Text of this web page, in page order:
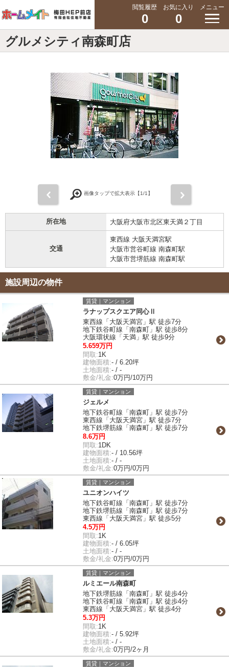
閲覧履歴
0
お気に入り
0
メニュー
グルメシティ南森町店
画像タップで拡大表示【1/1】
所在地 大阪府大阪市北区東天満２丁目
交通
東西線 大阪天満宮駅
大阪市営谷町線 南森町駅
大阪市営堺筋線 南森町駅
施設周辺の物件
賃貸｜マンション
ラナップスクエア同心Ⅱ
東西線「大阪天満宮」駅 徒歩7分
地下鉄谷町線「南森町」駅 徒歩8分
大阪環状線「天満」駅 徒歩9分
5.659万円
間取:1K
建物面積:- / 6.20坪
土地面積:- / -
敷金/礼金:0万円/10万円
賃貸｜マンション
ジェルメ
地下鉄谷町線「南森町」駅 徒歩7分
東西線「大阪天満宮」駅 徒歩7分
地下鉄堺筋線「南森町」駅 徒歩7分
8.6万円
間取:1DK
建物面積:- / 10.56坪
土地面積:- / -
敷金/礼金:0万円/0万円
賃貸｜マンション
ユニオンハイツ
地下鉄谷町線「南森町」駅 徒歩7分
地下鉄堺筋線「南森町」駅 徒歩7分
東西線「大阪天満宮」駅 徒歩5分
4.5万円
間取:1K
建物面積:- / 6.05坪
土地面積:- / -
敷金/礼金:0万円/0万円
賃貸｜マンション
ルミエール南森町
地下鉄堺筋線「南森町」駅 徒歩4分
地下鉄谷町線「南森町」駅 徒歩4分
東西線「大阪天満宮」駅 徒歩4分
5.3万円
間取:1K
建物面積:- / 5.92坪
土地面積:- / -
敷金/礼金:0万円/2ヶ月
賃貸｜マンション